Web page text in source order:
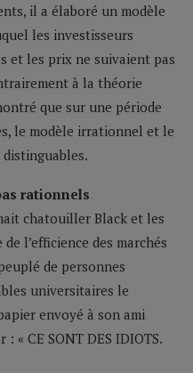
il a élaboré un modèle
les investisseurs
et les prix ne suivaient pas
à la théorie
que sur une période
le modèle irrationnel et le
rationnels
chatouiller Black et les
l’efficience des marchés
de personnes
universitaires le
envoyé à son ami
« CE SONT DES IDIOTS.